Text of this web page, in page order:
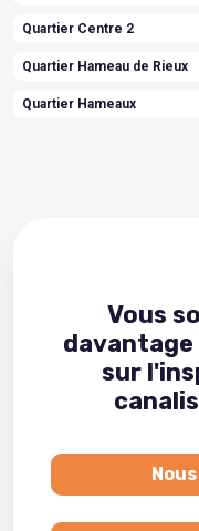
Quartier Centre 2
Quartier Hameau de Rieux
Quartier Hameaux
Vous
sur